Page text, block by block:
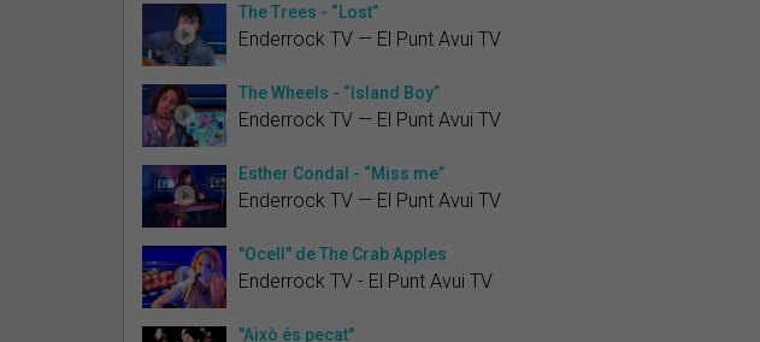
The Trees - “Lost”
Enderrock TV — El Punt Avui TV
The Wheels - “Island Boy”
Enderrock TV — El Punt Avui TV
Esther Condal - “Miss me”
Enderrock TV — El Punt Avui TV
"Ocell" de The Crab Apples
Enderrock TV - El Punt Avui TV
"Això és pecat"